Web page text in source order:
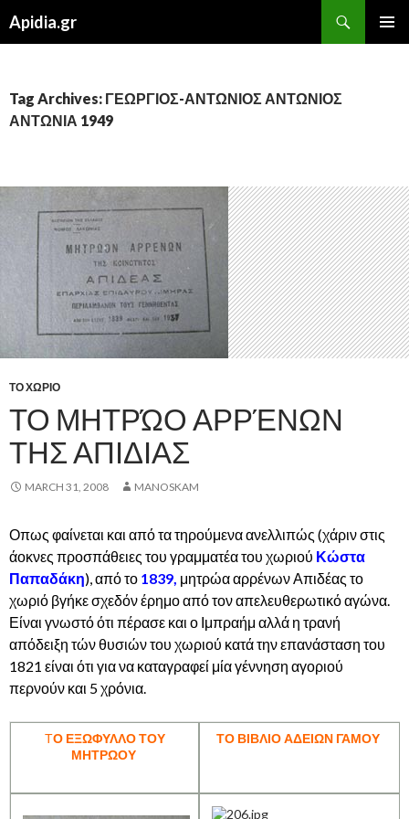
Apidia.gr
Tag Archives: ΓΕΩΡΓΙΟΣ-ΑΝΤΩΝΙΟΣ ΑΝΤΩΝΙΟΣ
ΑΝΤΩΝΙΑ 1949
ΤΟ ΧΩΡΙΟ
ΤΟ ΜΗΤΡΏΟ ΑΡΡΈΝΩΝ
ΤΗΣ ΑΠΙΔΙΑΣ
MARCH 31, 2008 MANOSKAM
Οπως φαίνεται και από τα τηρούμενα ανελλιπώς (χάριν στις
άοκνες προσπάθειες του γραμματέα του χωριού Κώστα
Παπαδάκη), από το 1839, μητρώα αρρένων Απιδέας το
χωριό βγήκε σχεδόν έρημο από τον απελευθερωτικό αγώνα.
Είναι γνωστό ότι πέρασε και ο Ιμπραήμ αλλά η τρανή
απόδειξη τών θυσιών του χωριού κατά την επανάσταση του
1821 είναι ότι για να καταγραφεί μία γέννηση αγοριού
περνούν και 5 χρόνια.
ΤΟ ΕΞΩΦΥΛΛΟ ΤΟΥ
ΜΗΤΡΩΟΥ
ΤΟ ΒΙΒΛΙΟ ΑΔΕΙΩΝ ΓΑΜΟΥ